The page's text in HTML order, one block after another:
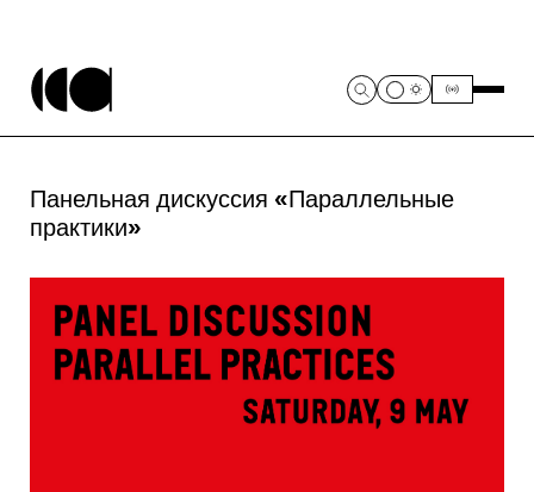
Панельная дискуссия «Параллельные
практики»